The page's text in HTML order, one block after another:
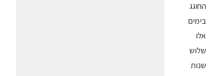
החוגג
בימים
אלו
שלוש
שנות